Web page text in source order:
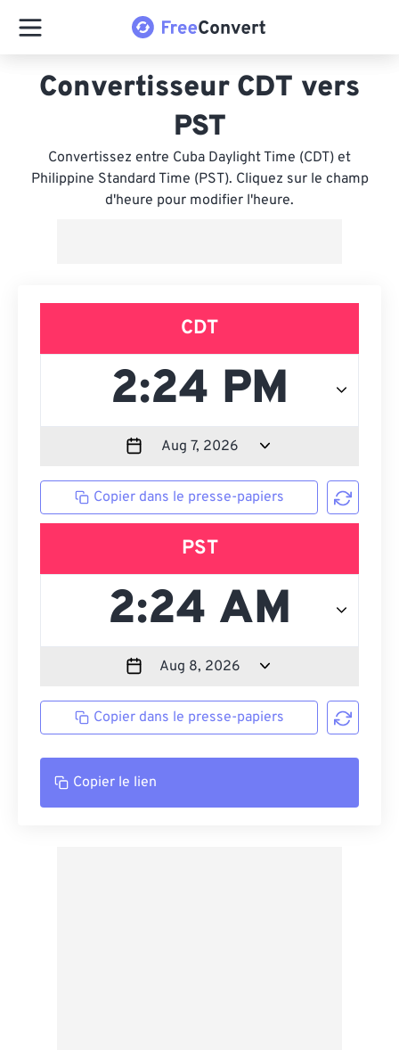
Convertisseur CDT vers
PST
Convertissez entre Cuba Daylight Time (CDT) et
Philippine Standard Time (PST). Cliquez sur le champ
d'heure pour modifier l'heure.
CDT
Copier dans le presse-papiers
PST
Copier dans le presse-papiers
Copier le lien